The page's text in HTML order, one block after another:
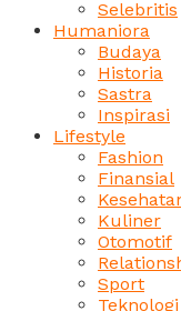
Selebritis
Humaniora
Budaya
Historia
Sastra
Inspirasi
Lifestyle
Fashion
Finansial
Kuliner
Otomotif
Sport
Teknologi